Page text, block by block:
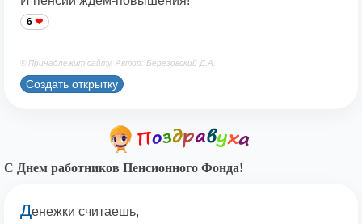
6
© Принадлежит сайту. Автор: Березовский Д.А.
Создать открытку
С Днем работников Пенсионного Фонда!
Денежки считаешь,